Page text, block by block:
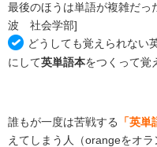
最後のほうは単語が複雑だっ
波 社会学部]
どうしても覚えられない
にして英単語本をつくって覚
誰もが一度は苦戦する 「英単
えてしまう人（orangeをオ